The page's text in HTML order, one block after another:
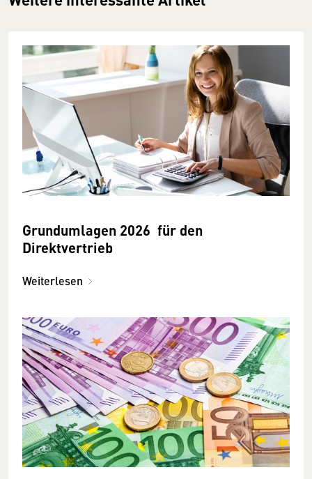
Grundumlagen 2026 für den
Direktvertrieb
Weiterlesen